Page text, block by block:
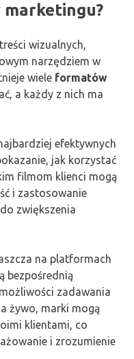
marketingu?
wizualnych,
narzędziem w
wiele formatów
a każdy z nich ma
efektywnych
jak korzystać
filmom klienci mogą
i zastosowanie
zwiększenia
na platformach
bezpośrednią
zadawania
żywo, marki mogą
klientami, co
i zrozumienie